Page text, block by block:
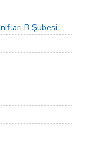
B Şubesi